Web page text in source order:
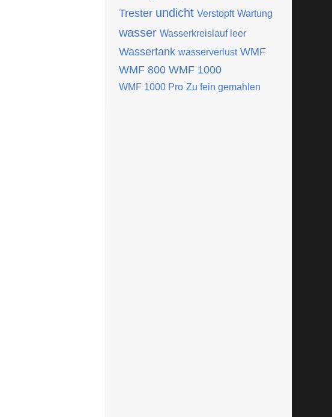
Trester undicht Verstopft Wartung
wasser Wasserkreislauf leer
Wassertank wasserverlust WMF
WMF 800 WMF 1000
WMF 1000 Pro Zu fein gemahlen